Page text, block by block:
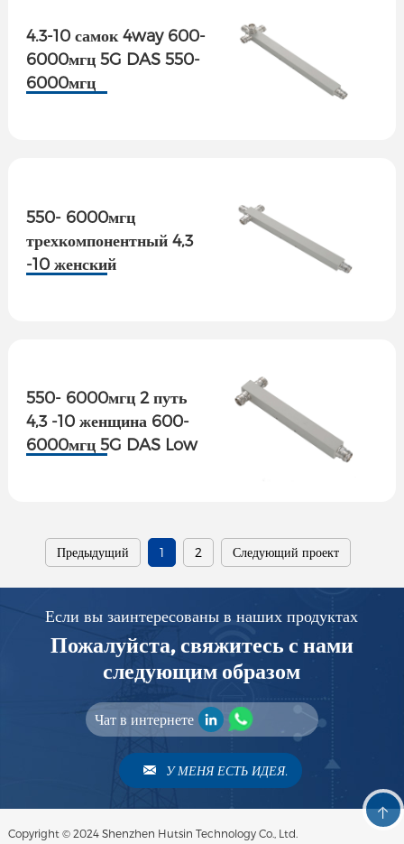
4.3-10 самок 4way 600-
6000мгц 5G DAS 550-
6000мгц
550- 6000мгц
трехкомпонентный 4,3
-10 женский
550- 6000мгц 2 путь
4,3 -10 женщина 600-
6000мгц 5G DAS Low
Предыдущий 1 2 Следующий проект
Если вы заинтересованы в наших продуктах
Пожалуйста, свяжитесь с нами
следующим образом
Чат в интернете
У МЕНЯ ЕСТЬ ИДЕЯ.
Copyright © 2024 Shenzhen Hutsin Technology Co., Ltd.